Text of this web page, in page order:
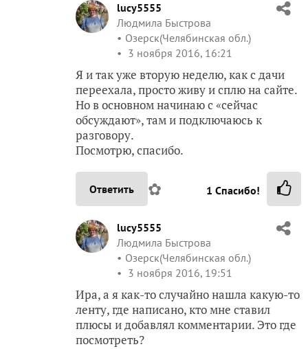
lucy5555
Людмила Быстрова
Озерск(Челябинская обл.)
3 ноября 2016, 16:21
Я и так уже вторую неделю, как с дачи
переехала, просто живу и сплю на сайте.
Но в основном начинаю с «сейчас
обсуждают», там и подключаюсь к
разговору.
Посмотрю, спасибо.
Ответить ✿ 1 Спасибо!
lucy5555
Людмила Быстрова
Озерск(Челябинская обл.)
3 ноября 2016, 19:51
Ира, а я как-то случайно нашла какую-то
ленту, где написано, кто мне ставил
плюсы и добавлял комментарии. Это где
посмотреть?